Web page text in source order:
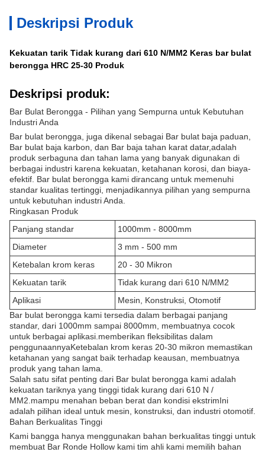
Deskripsi Produk
Kekuatan tarik Tidak kurang dari 610 N/MM2 Keras bar bulat
berongga HRC 25-30 Produk
Deskripsi produk:
Bar Bulat Berongga - Pilihan yang Sempurna untuk Kebutuhan
Industri Anda
Bar bulat berongga, juga dikenal sebagai Bar bulat baja paduan,
Bar bulat baja karbon, dan Bar baja tahan karat datar,adalah
produk serbaguna dan tahan lama yang banyak digunakan di
berbagai industri karena kekuatan, ketahanan korosi, dan biaya-
efektif. Bar bulat berongga kami dirancang untuk memenuhi
standar kualitas tertinggi, menjadikannya pilihan yang sempurna
untuk kebutuhan industri Anda.
Ringkasan Produk
Panjang standar
1000mm - 8000mm
Diameter
3 mm - 500 mm
Ketebalan krom keras
20 - 30 Mikron
Kekuatan tarik
Tidak kurang dari 610 N/MM2
Aplikasi
Mesin, Konstruksi, Otomotif
Bar bulat berongga kami tersedia dalam berbagai panjang
standar, dari 1000mm sampai 8000mm, membuatnya cocok
untuk berbagai aplikasi.memberikan fleksibilitas dalam
penggunaannyaKetebalan krom keras 20-30 mikron memastikan
ketahanan yang sangat baik terhadap keausan, membuatnya
produk yang tahan lama.
Salah satu sifat penting dari Bar bulat berongga kami adalah
kekuatan tariknya yang tinggi tidak kurang dari 610 N /
MM2.mampu menahan beban berat dan kondisi ekstrimIni
adalah pilihan ideal untuk mesin, konstruksi, dan industri otomotif.
Bahan Berkualitas Tinggi
Kami bangga hanya menggunakan bahan berkualitas tinggi untuk
membuat Bar Ronde Hollow kami tim ahli kami memilih bahan